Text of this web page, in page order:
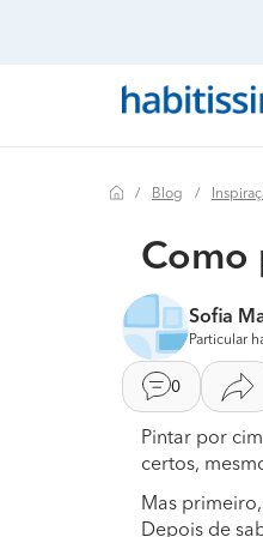
Painéis solares
Instalação elétrica
Isolamento térmico
Instalação de gás
Preço Painéis
Preço Isolamento
Preço Toldos
Preço Instalação
Remodelação de
Remodelação de
Decoração de
Pintura
Blog
Como
Sofia
Particular
0
Pintar por
certos,
Mas
Depois de